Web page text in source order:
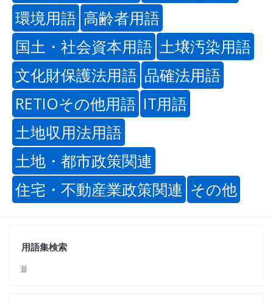
環境用語 高齢者用語
国土・社会資本用語 土壌汚染用語
文化財保護法用語 品確法用語
RETIOその他用語 IT用語
土地収用法用語
土地・都市政策関連
住宅・不動産業政策関連 その他
用語集検索
jjj